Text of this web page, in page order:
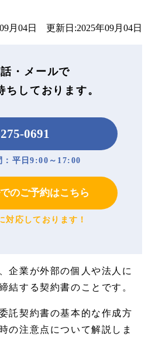
月04日 更新日:2025年09月04日
・メールで
ちしております。
0691
：平日9:00～17:00
のご予約はこちら
対応しております！
企業が外部の個人や法人に
結する契約書のことです。
託契約書の基本的な作成方
の注意点について解説しま